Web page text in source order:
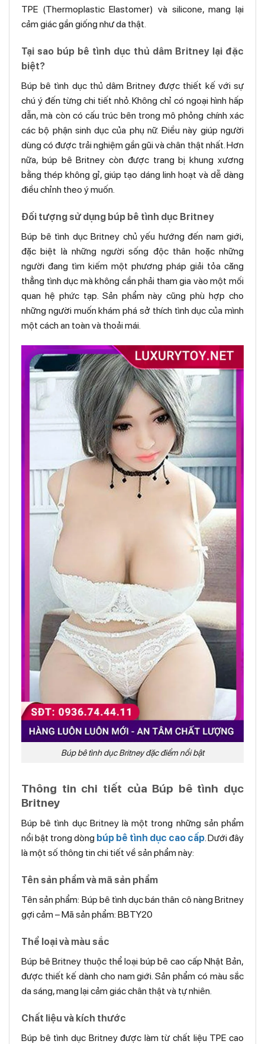
TPE (Thermoplastic Elastomer) và silicone, mang lại
cảm giác gần giống như da thật.
Tại sao búp bê tình dục thủ dâm Britney lại đặc
biệt?
Búp bê tình dục thủ dâm Britney được thiết kế với sự
chú ý đến từng chi tiết nhỏ. Không chỉ có ngoại hình hấp
dẫn, mà còn có cấu trúc bên trong mô phỏng chính xác
các bộ phận sinh dục của phụ nữ. Điều này giúp người
dùng có được trải nghiệm gần gũi và chân thật nhất. Hơn
nữa, búp bê Britney còn được trang bị khung xương
bằng thép không gỉ, giúp tạo dáng linh hoạt và dễ dàng
điều chỉnh theo ý muốn.
Đối tượng sử dụng búp bê tình dục Britney
Búp bê tình dục Britney chủ yếu hướng đến nam giới,
đặc biệt là những người sống độc thân hoặc những
người đang tìm kiếm một phương pháp giải tỏa căng
thẳng tình dục mà không cần phải tham gia vào một mối
quan hệ phức tạp. Sản phẩm này cũng phù hợp cho
những người muốn khám phá sở thích tình dục của mình
một cách an toàn và thoải mái.
Búp bê tình dục Britney đặc điểm nổi bật
Thông tin chi tiết của Búp bê tình dục
Britney
Búp bê tình dục Britney là một trong những sản phẩm
nổi bật trong dòng búp bê tình dục cao cấp. Dưới đây
là một số thông tin chi tiết về sản phẩm này:
Tên sản phẩm và mã sản phẩm
Tên sản phẩm: Búp bê tình dục bán thân cô nàng Britney
gợi cảm – Mã sản phẩm: BBTY20
Thể loại và màu sắc
Búp bê Britney thuộc thể loại búp bê cao cấp Nhật Bản,
được thiết kế dành cho nam giới. Sản phẩm có màu sắc
da sáng, mang lại cảm giác chân thật và tự nhiên.
Chất liệu và kích thước
Búp bê tình dục Britney được làm từ chất liệu TPE cao